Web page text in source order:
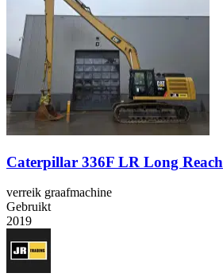
Caterpillar 336F LR Long Reach
verreik graafmachine
Gebruikt
2019